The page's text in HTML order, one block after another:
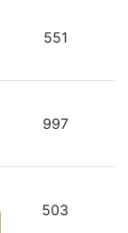
551
997
503